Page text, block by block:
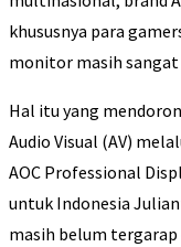
khususnya para
monitor masih sangat
Hal itu yang
Audio Visual (AV)
AOC Professional
untuk Indonesia
masih belum tergarap